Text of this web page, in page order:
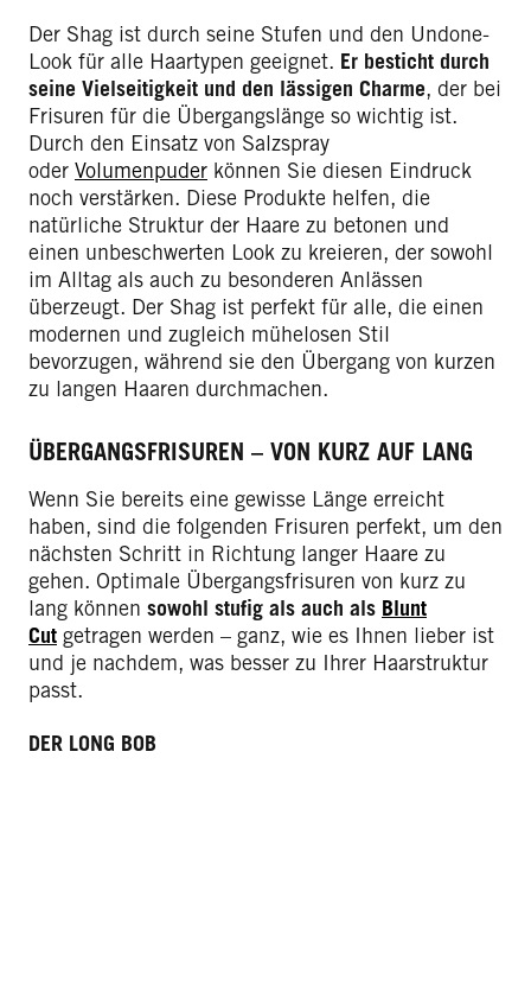
Der Shag ist durch seine Stufen und den Undone-
Look für alle Haartypen geeignet. Er besticht durch
seine Vielseitigkeit und den lässigen Charme, der bei
Frisuren für die Übergangslänge so wichtig ist.
Durch den Einsatz von Salzspray
oder Volumenpuder können Sie diesen Eindruck
noch verstärken. Diese Produkte helfen, die
natürliche Struktur der Haare zu betonen und
einen unbeschwerten Look zu kreieren, der sowohl
im Alltag als auch zu besonderen Anlässen
überzeugt. Der Shag ist perfekt für alle, die einen
modernen und zugleich mühelosen Stil
bevorzugen, während sie den Übergang von kurzen
zu langen Haaren durchmachen.
ÜBERGANGSFRISUREN – VON KURZ AUF LANG
Wenn Sie bereits eine gewisse Länge erreicht
haben, sind die folgenden Frisuren perfekt, um den
nächsten Schritt in Richtung langer Haare zu
gehen. Optimale Übergangsfrisuren von kurz zu
lang können sowohl stufig als auch als Blunt
Cut getragen werden – ganz, wie es Ihnen lieber ist
und je nachdem, was besser zu Ihrer Haarstruktur
passt.
DER LONG BOB